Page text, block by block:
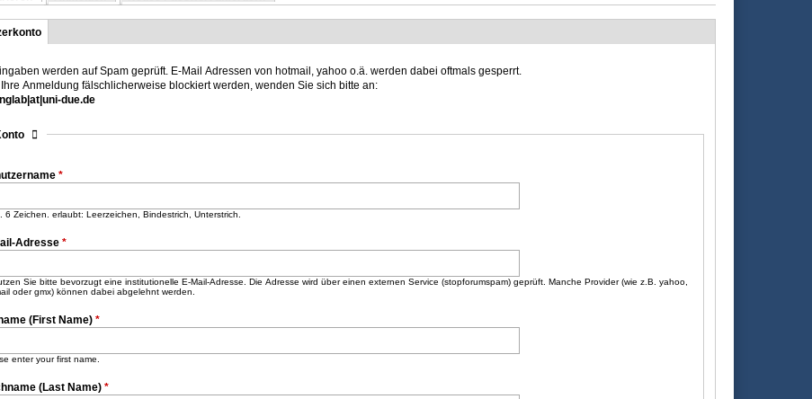
Reiter
Reiter)
werden auf Spam geprüft. E-Mail Adressen von hotmail, yahoo o.ä. werden dabei oftmals gesperrt.
Anmeldung fälschlicherweise blockiert werden, wenden Sie sich bitte an:
due.de
*
6 Zeichen. erlaubt: Leerzeichen, Bindestrich, Unterstrich.
Adresse *
Sie bitte bevorzugt eine institutionelle E-Mail-Adresse. Die Adresse wird über einen externen Service (stopforumspam) geprüft. Manche Provider (wie z.B. yahoo,
oder gmx) können dabei abgelehnt werden.
(First Name) *
enter your first name.
(Last Name) *